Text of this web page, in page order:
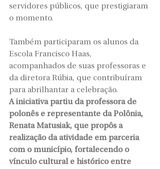
servidores públicos, que prestigiaram
o momento.
Também participaram os alunos da
Escola Francisco Haas,
acompanhados de suas professoras e
da diretora Rúbia, que contribuíram
para abrilhantar a celebração.
A iniciativa partiu da professora de
polonês e representante da Polônia,
Renata Matusiak, que propôs a
realização da atividade em parceria
com o município, fortalecendo o
vínculo cultural e histórico entre